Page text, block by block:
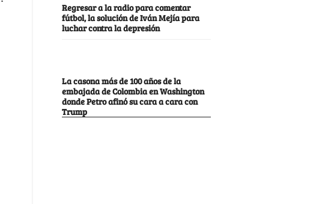
Regresar a la radio para comentar
fútbol, la solución de Iván Mejía para
luchar contra la depresión
La casona más de 100 años de la
embajada de Colombia en Washington
donde Petro afinó su cara a cara con
Trump